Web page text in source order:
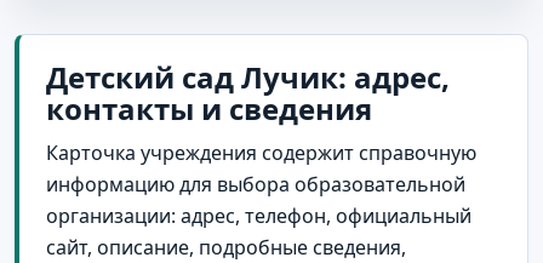
Детский сад Лучик: адрес,
контакты и сведения
Карточка учреждения содержит справочную
информацию для выбора образовательной
организации: адрес, телефон, официальный
сайт, описание, подробные сведения,